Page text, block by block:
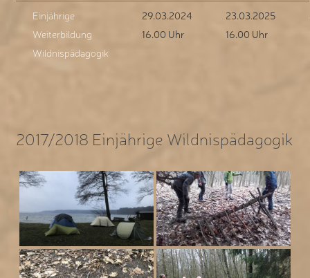
Einjährige
Weiterbildung
Wildnispädagogik
29.03.2024
16.00 Uhr
23.03.2025
16.00 Uhr
2017/2018 Einjährige Wildnispädagogik